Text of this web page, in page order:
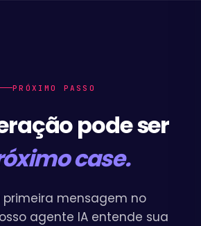
PRÓXIMO PASSO
pode ser
case.
primeira mensagem no
agente IA entende sua